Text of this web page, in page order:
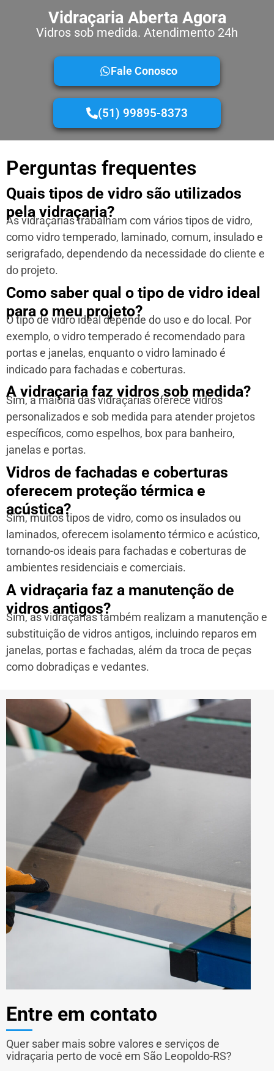
Vidraçaria Aberta Agora
Vidros sob medida. Atendimento 24h
Fale Conosco
(51) 99895-8373
Perguntas frequentes
Quais tipos de vidro são utilizados
pela vidraçaria?
As vidraçarias trabalham com vários tipos de vidro,
como vidro temperado, laminado, comum, insulado e
serigrafado, dependendo da necessidade do cliente e
do projeto.
Como saber qual o tipo de vidro ideal
para o meu projeto?
O tipo de vidro ideal depende do uso e do local. Por
exemplo, o vidro temperado é recomendado para
portas e janelas, enquanto o vidro laminado é
indicado para fachadas e coberturas.
A vidraçaria faz vidros sob medida?
Sim, a maioria das vidraçarias oferece vidros
personalizados e sob medida para atender projetos
específicos, como espelhos, box para banheiro,
janelas e portas.
Vidros de fachadas e coberturas
oferecem proteção térmica e
acústica?
Sim, muitos tipos de vidro, como os insulados ou
laminados, oferecem isolamento térmico e acústico,
tornando-os ideais para fachadas e coberturas de
ambientes residenciais e comerciais.
A vidraçaria faz a manutenção de
vidros antigos?
Sim, as vidraçarias também realizam a manutenção e
substituição de vidros antigos, incluindo reparos em
janelas, portas e fachadas, além da troca de peças
como dobradiças e vedantes.
Entre em contato
Quer saber mais sobre valores e serviços de
vidraçaria perto de você em São Leopoldo-RS?